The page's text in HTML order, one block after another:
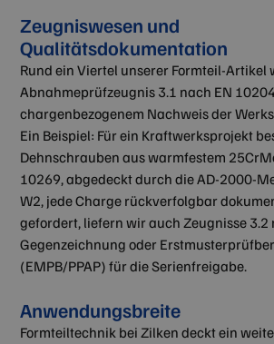
Zeugniswesen und
Qualitätsdokumentation
Rund ein Viertel unserer Formteil-Artikel
Abnahmeprüfzeugnis 3.1 nach EN
chargenbezogenem Nachweis der
Ein Beispiel: Für ein Kraftwerksprojekt
Dehnschrauben aus warmfestem
10269, abgedeckt durch die AD-2000-
W2, jede Charge rückverfolgbar
gefordert, liefern wir auch Zeugnisse 3.2
Gegenzeichnung oder
(EMPB/PPAP) für die Serienfreigabe.
Anwendungsbreite
Formteiltechnik bei Zilken deckt ein